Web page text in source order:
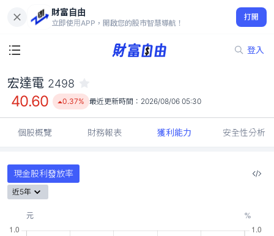
財富自由
立即使用APP，開啟您的股市智慧導航！
打開
登入
40.60
0.37%
宏達電 2498
40.60 0.37% 最近更新時間： 2026/08/06 05:30
個股概覽 財務報表 獲利能力 安全性分析
現金股利發放率
近5年